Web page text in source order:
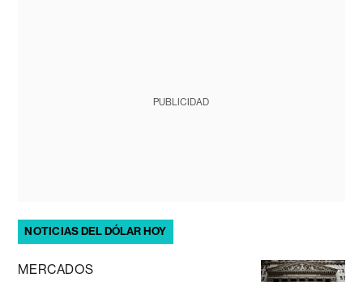
PUBLICIDAD
NOTICIAS DEL DÓLAR HOY
MERCADOS